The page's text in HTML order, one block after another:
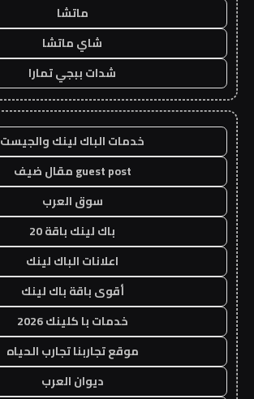
ماتشا
شاي ماتشا
شدات ببجي تمارا
خدمات الباك لينك والجيست
guest post مقال ضيف
سوق العرب
باك لينك باقة 20
اعلانات الباك لينك
أقوى باقة باك لينك
خدمات با كلينك 2026
موقع تجاربنا تجارب الحياه
ديوان العرب